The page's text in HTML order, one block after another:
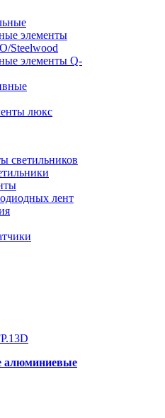
элементы
элементы Q-
светильников
лент
алюминиевые